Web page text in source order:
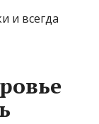
и всегда